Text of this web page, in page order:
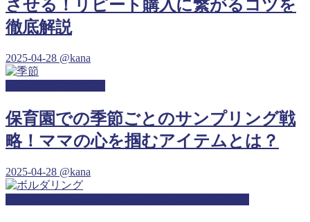
させる！リピート購入に繋がるコツを
徹底解説
2025-04-28 @kana
保育園での季節ごとのサンプリング戦
略！ママの心を掴むアイテムとは？
2025-04-28 @kana